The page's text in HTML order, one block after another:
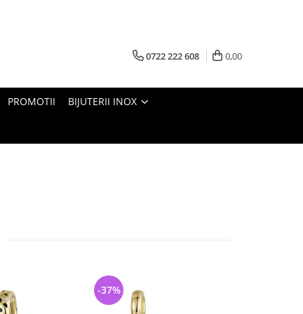
0722 222 608 0,00
PROMOTII BIJUTERII INOX
-37%